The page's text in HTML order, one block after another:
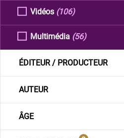
Vidéos (106)
Multimédia (56)
ÉDITEUR / PRODUCTEUR
AUTEUR
ÂGE